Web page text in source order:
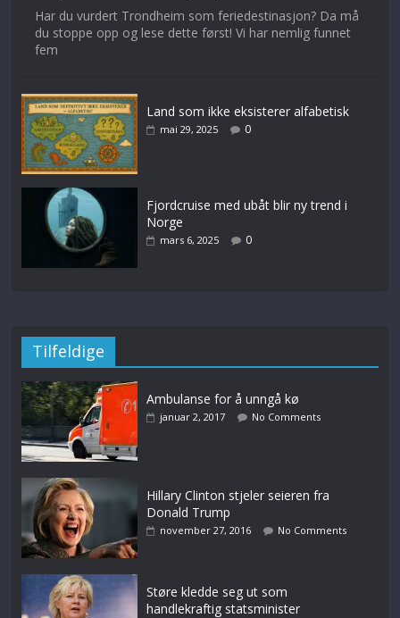
Har du vurdert Trondheim som feriedestinasjon? Da må
du stoppe opp og lese dette først! Vi har nemlig funnet
fem
Land som ikke eksisterer alfabetisk
mai 29, 2025 0
Fjordcruise med ubåt blir ny trend i
Norge
mars 6, 2025 0
Tilfeldige
Ambulanse for å unngå kø
januar 2, 2017 No Comments
Hillary Clinton stjeler seieren fra
Donald Trump
november 27, 2016 No Comments
Støre kledde seg ut som
handlekraftig statsminister